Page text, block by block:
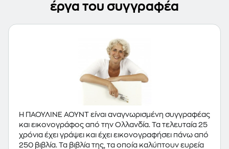
έργα του συγγραφέα
Η ΠΑΟΥΛΙΝΕ ΑΟΥΝΤ είναι αναγνωρισμένη συγγραφέας
και εικονογράφος από την Ολλανδία. Τα τελευταία 25
χρόνια έχει γράψει και έχει εικονογραφήσει πάνω από
250 βιβλία. Τα βιβλία της, τα οποία καλύπτουν ευρεία